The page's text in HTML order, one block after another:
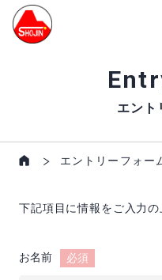
エント
エントリーフォー
下記項目に情報をご入力の
お名前 必須